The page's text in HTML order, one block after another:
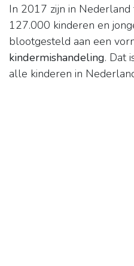
In 2017 zijn in
127.000 kinderen en
blootgesteld aan een
kindermishandeling. Dat
alle kinderen in